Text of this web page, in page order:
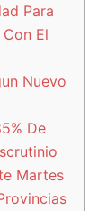
Para
El
Nuevo
De
Martes